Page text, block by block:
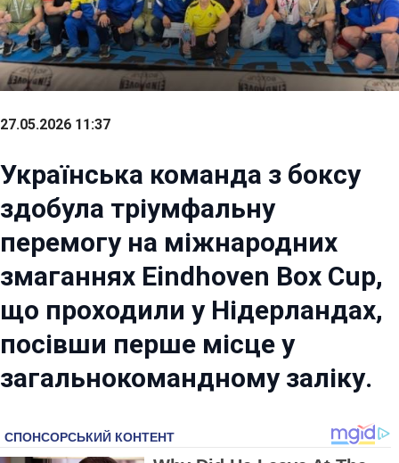
27.05.2026 11:37
Українська команда з боксу
здобула тріумфальну
перемогу на міжнародних
змаганнях Eindhoven Box Cup,
що проходили у Нідерландах,
посівши перше місце у
загальнокомандному заліку.